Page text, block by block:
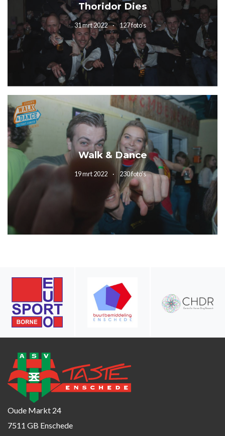
Thoridor Dies
31 mrt 2022 127 foto’s
Walk & Dance
19 mrt 2022 230 foto’s
Oude Markt 24
7511 GB Enschede